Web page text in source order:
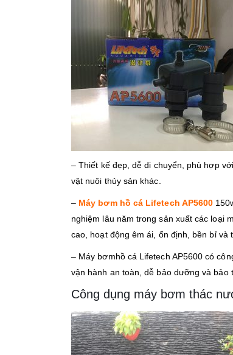
– Thiết kế đẹp, dễ di chuyển, phù hợp với
vật nuôi thủy sản khác.
– Máy bơm hồ cá Lifetech AP5600
nghiệm lâu năm trong sản xuất các loại
cao, hoạt động êm ái, ổn định, bền bỉ và
– Máy bơmhồ cá Lifetech AP5600 có
vận hành an toàn, dễ bảo dưỡng và bảo
Công dụng máy bơm thác